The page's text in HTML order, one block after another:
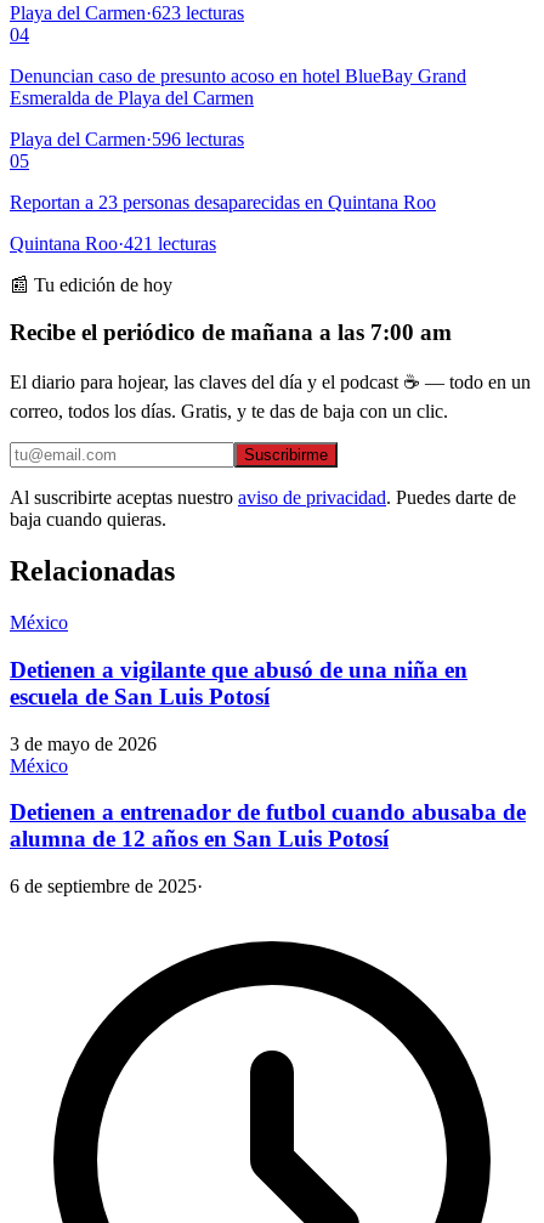
Playa del Carmen·623 lecturas
04
Denuncian caso de presunto acoso en hotel BlueBay Grand
Esmeralda de Playa del Carmen
Playa del Carmen·596 lecturas
05
Reportan a 23 personas desaparecidas en Quintana Roo
Quintana Roo·421 lecturas
📰 Tu edición de hoy
Recibe el periódico de mañana a las 7:00 am
El diario para hojear, las claves del día y el podcast ☕ — todo en un
correo, todos los días. Gratis, y te das de baja con un clic.
Suscribirme
Al suscribirte aceptas nuestro aviso de privacidad. Puedes darte de
baja cuando quieras.
Relacionadas
México
Detienen a vigilante que abusó de una niña en
escuela de San Luis Potosí
3 de mayo de 2026
México
Detienen a entrenador de futbol cuando abusaba de
alumna de 12 años en San Luis Potosí
6 de septiembre de 2025·